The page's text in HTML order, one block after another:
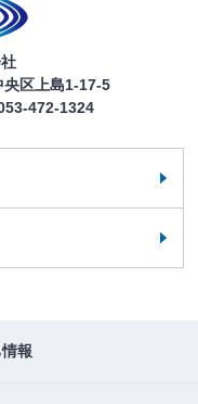
区上島1-17-5
472-1324
報